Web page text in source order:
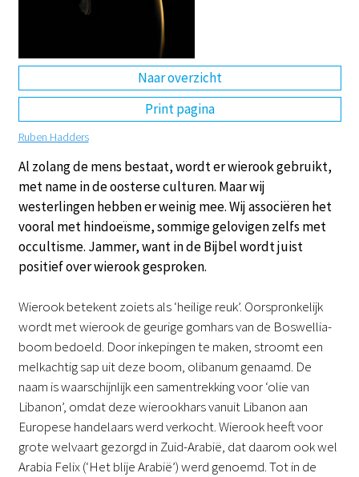
Naar overzicht
Print pagina
Ruben Hadders
Al zolang de mens bestaat, wordt er wierook gebruikt,
met name in de oosterse culturen. Maar wij
westerlingen hebben er weinig mee. Wij associëren het
vooral met hindoeïsme, sommige gelovigen zelfs met
occultisme. Jammer, want in de Bijbel wordt juist
positief over wierook gesproken.
Wierook betekent zoiets als ‘heilige reuk’. Oorspronkelijk
wordt met wierook de geurige gomhars van de Boswellia-
boom bedoeld. Door inkepingen te maken, stroomt een
melkachtig sap uit deze boom, olibanum genaamd. De
naam is waarschijnlijk een samentrekking voor ‘olie van
Libanon’, omdat deze wierookhars vanuit Libanon aan
Europese handelaars werd verkocht. Wierook heeft voor
grote welvaart gezorgd in Zuid-Arabië, dat daarom ook wel
Arabia Felix (‘Het blije Arabië’) werd genoemd. Tot in de
DE